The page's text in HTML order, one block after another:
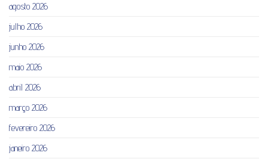
agosto 2026
julho 2026
junho 2026
maio 2026
abril 2026
março 2026
fevereiro 2026
janeiro 2026